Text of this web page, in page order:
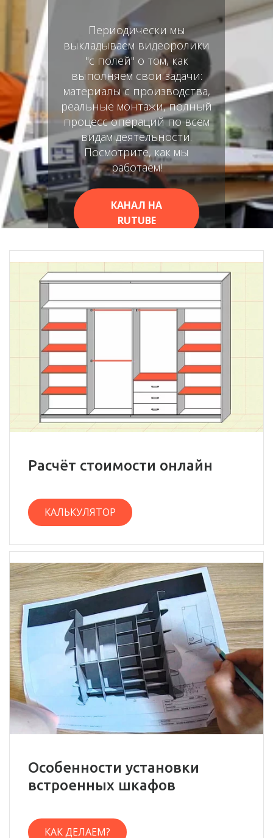
Периодически мы
выкладываем видеоролики
"с полей" о том, как
выполняем свои задачи:
материалы с производства,
реальные монтажи, полный
процесс операций по всем
видам деятельности.
Посмотрите, как мы
работаем!
КАНАЛ НА
RUTUBE
Расчёт стоимости онлайн
КАЛЬКУЛЯТОР
Особенности установки
встроенных шкафов
КАК ДЕЛАЕМ?